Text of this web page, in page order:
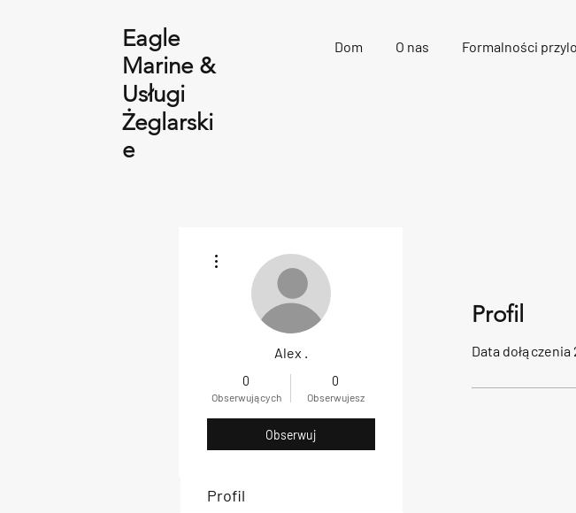
Eagle
Marine &
Usługi
Żeglarski
e
Dom O nas Formalności
Profil
Data
Alex .
0
Obserwujących
0
Obserwujesz
Obserwuj
Profil